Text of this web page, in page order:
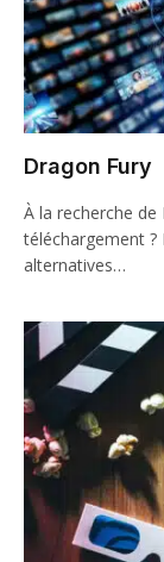
Dragon Fury
À la recherche
téléchargement
alternatives…